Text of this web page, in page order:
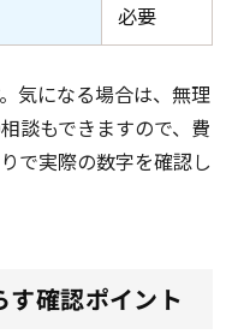
必要
気になる場合は、無理
談もできますので、費
で実際の数字を確認し
確認ポイント